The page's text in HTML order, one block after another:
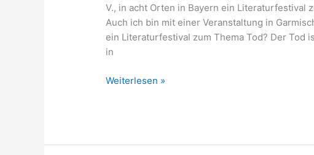
V., in acht Orten in Bayern ein Literaturfestival
Auch ich bin mit einer Veranstaltung in
ein Literaturfestival zum Thema Tod? Der Tod
in
Weiterlesen »